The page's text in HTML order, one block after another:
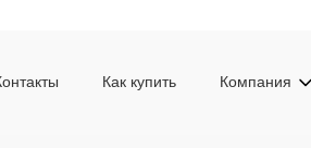
Как купить Компания